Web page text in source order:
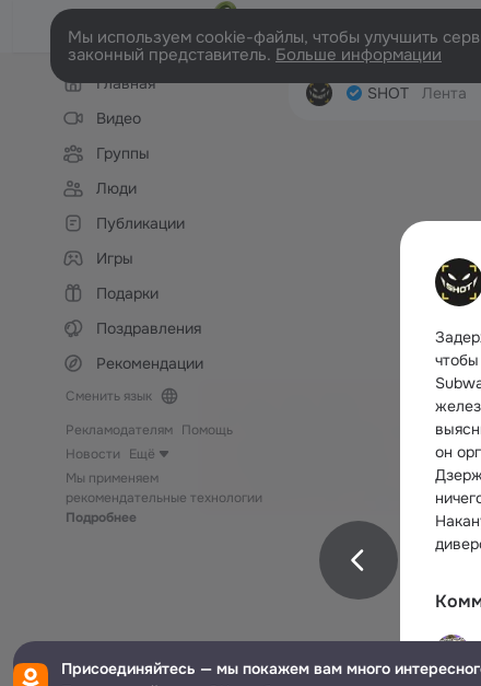
он
Мы используем cookie-файлы, чтобы улучшить
законный представитель. Больше информации
Левая
колонкаГлавная
Видео
Группы
Люди
Публикации
Игры
Подарки
Поздравления
Рекомендации
Сменить язык
Рекламодателям Помощь
Новости
Ещё
Мы применяем
рекомендательные технологии
Подробнее
SHOT Лента
Присоединяйтесь — мы покажем вам много